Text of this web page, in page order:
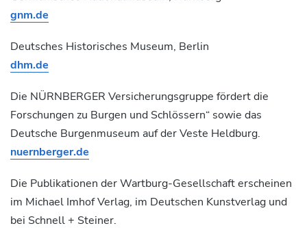
gnm.de
Deutsches Historisches Museum, Berlin
dhm.de
Die NÜRNBERGER Versicherungsgruppe fördert die
Forschungen zu Burgen und Schlössern“ sowie das
Deutsche Burgenmuseum auf der Veste Heldburg.
nuernberger.de
Die Publikationen der Wartburg-Gesellschaft erscheinen
im Michael Imhof Verlag, im Deutschen Kunstverlag und
bei Schnell + Steiner.